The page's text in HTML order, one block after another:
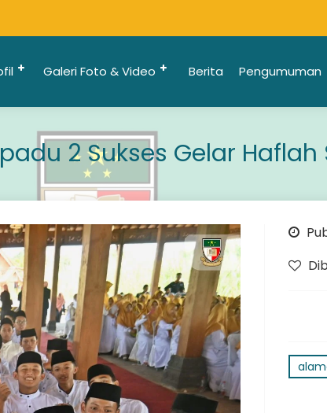
Galeri Foto & Video Berita Pengumuman
2 Sukses Gelar